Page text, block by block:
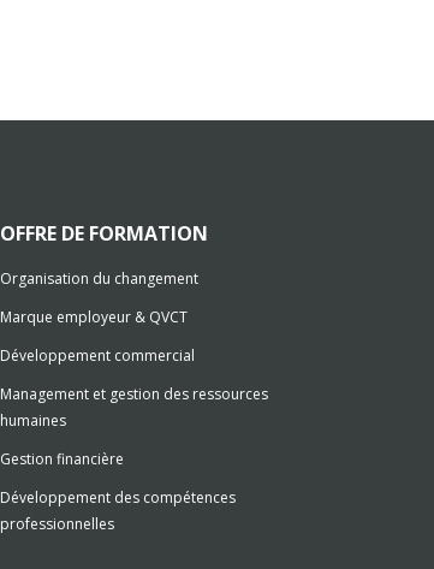
OFFRE DE FORMATION
Organisation du changement
Marque employeur & QVCT
Développement commercial
Management et gestion des ressources
humaines
Gestion financière
Développement des compétences
professionnelles